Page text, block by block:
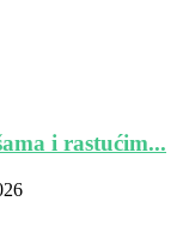
i rastućim...